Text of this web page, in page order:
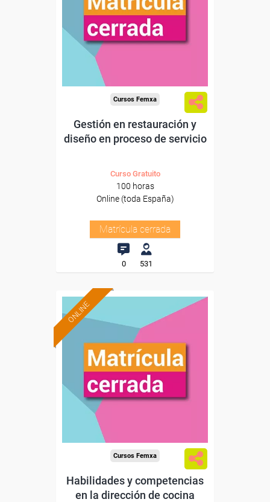
Cursos Femxa
Gestión en restauración y
diseño en proceso de servicio
Curso Gratuito
100 horas
Online (toda España)
Matrícula cerrada
0 531
ONLINE
Cursos Femxa
Habilidades y competencias
en la dirección de cocina